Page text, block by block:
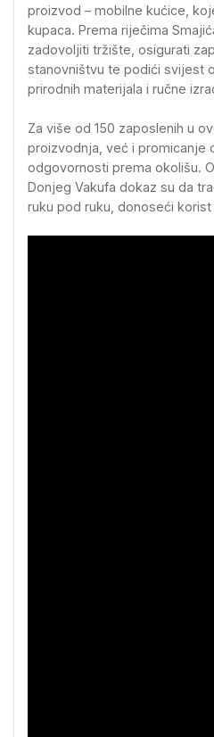
proizvod – mobilne kućice,
kupaca. Prema riječima
zadovoljiti tržište, osigurati
stanovništvu te podići svijest
prirodnih materijala i ručne
Za više od 150 zaposlenih u
proizvodnja, već i promicanje
odgovornosti prema okolišu.
Donjeg Vakufa dokaz su da
ruku pod ruku, donoseći